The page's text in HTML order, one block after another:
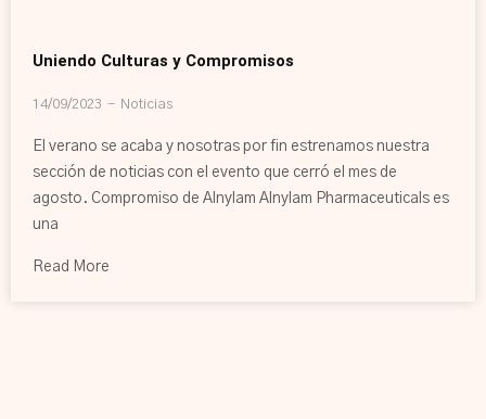
Uniendo Culturas y Compromisos
14/09/2023 Noticias
El verano se acaba y nosotras por fin estrenamos nuestra
sección de noticias con el evento que cerró el mes de
agosto. Compromiso de Alnylam Alnylam Pharmaceuticals es
una
Read More